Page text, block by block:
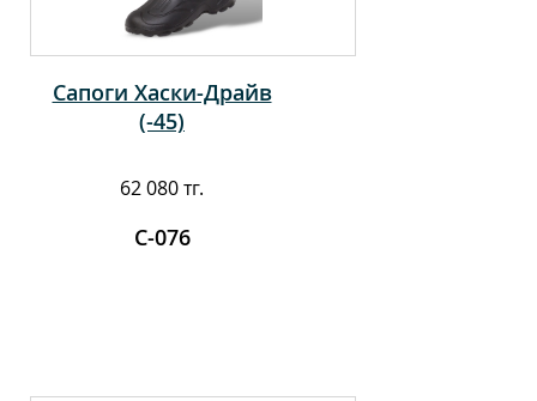
Сапоги Хаски-Драйв
(-45)
62 080 тг.
С-076